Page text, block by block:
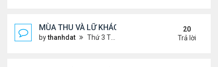
MÙA THU VÀ LỮ KHÁCH !!!
bythanhdat Thứ 3 Tháng 9 10, 2024 1:52 pm
20
Trả lời